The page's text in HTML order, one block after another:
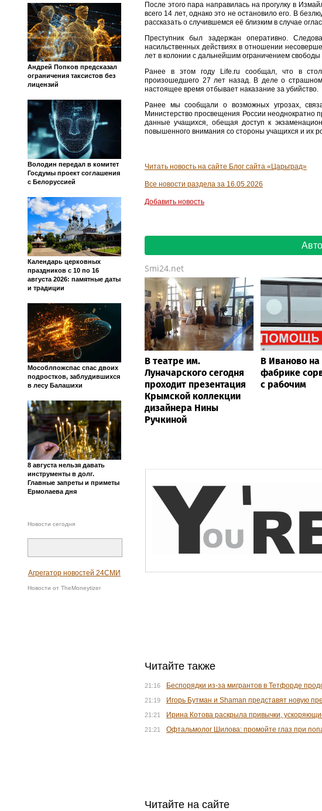
Андрей Попков предсказал
ограничения таксистов без
лицензий
Володин передал в комитет
Госдумы проект соглашения
с Белоруссией
Календарь церковных
праздников с 10 по 16
августа 2026: памятные даты
и традиции
Мособлпожспас спас двоих
подростков, заблудившихся
в лесу Балашихи
8 августа нельзя давать
инструменты в долг.
Главные запреты и приметы
Ермолаева дня
Новости сегодня
Агрегатор новостей 24СМИ
Новости от TheMoneytizer
После этого пара направилась на прогулку в
всего 14 лет, однако это не остановило его. В
рассказать о случившемся её близким в случае
Преступник был задержан оперативно.
насильственных действиях в отношении
лет в колонии с дальнейшим ограничением свободы
Ранее в этом году Life.ru сообщал, что в
произошедшего 27 лет назад. В деле о страшном
настоящее время отбывает наказание за убийство.
Ранее мы сообщали о возможных угрозах,
Министерство просвещения России
данные учащихся, обещая доступ к
повышенного внимания со стороны учащихся и их
Читать новость на сайте Блог сайта «Царьград»
Все новости раздела за 16.05.2026
Добавить новость
Smi24.net
В театре им.
Луначарского сегодня
проходит презентация
Крымской коллекции
дизайнера Нины
Ручкиной
В Иваново
фабрике
с рабочим
Читайте также
21:16 Беспорядки из-за мигрантов в Тетфорде
21:19 Игорь Бутман и Shaman представят новую
21:21 Ирина Котова раскрыла привычки,
21:21 Офтальмолог Шилова: промойте глаз при
Читайте на сайте